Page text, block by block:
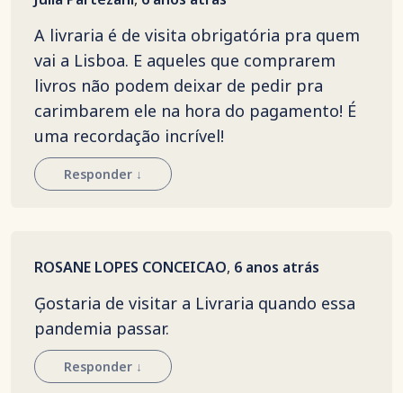
A livraria é de visita obrigatória pra quem
vai a Lisboa. E aqueles que comprarem
livros não podem deixar de pedir pra
carimbarem ele na hora do pagamento! É
uma recordação incrível!
Responder ↓
ROSANE LOPES CONCEICAO, 6 anos atrás
Ģostaria de visitar a Livraria quando essa
pandemia passar.
Responder ↓